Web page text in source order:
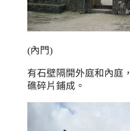
(內門)
有石壁隔開外庭和內庭
礁碎片鋪成。